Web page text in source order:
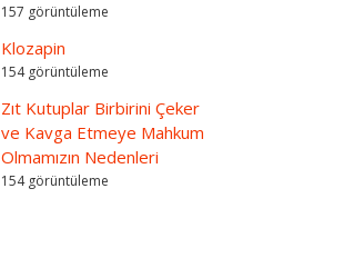
157 görüntüleme
Klozapin
154 görüntüleme
Zıt Kutuplar Birbirini Çeker
ve Kavga Etmeye Mahkum
Olmamızın Nedenleri
154 görüntüleme